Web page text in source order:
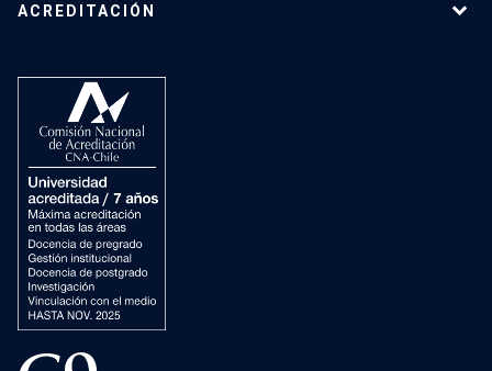
ACREDITACIÓN